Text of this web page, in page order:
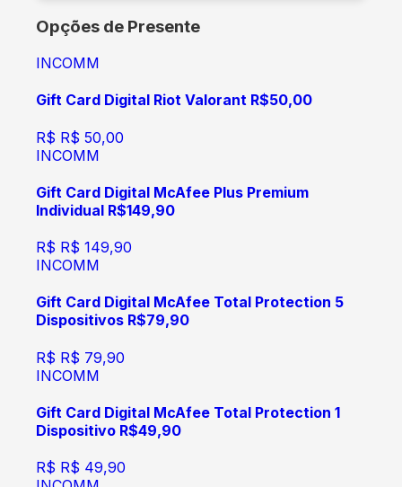
Opções de Presente
INCOMM
Gift Card Digital Riot Valorant R$50,00
R$ R$ 50,00
INCOMM
Gift Card Digital McAfee Plus Premium
Individual R$149,90
R$ R$ 149,90
INCOMM
Gift Card Digital McAfee Total Protection 5
Dispositivos R$79,90
R$ R$ 79,90
INCOMM
Gift Card Digital McAfee Total Protection 1
Dispositivo R$49,90
R$ R$ 49,90